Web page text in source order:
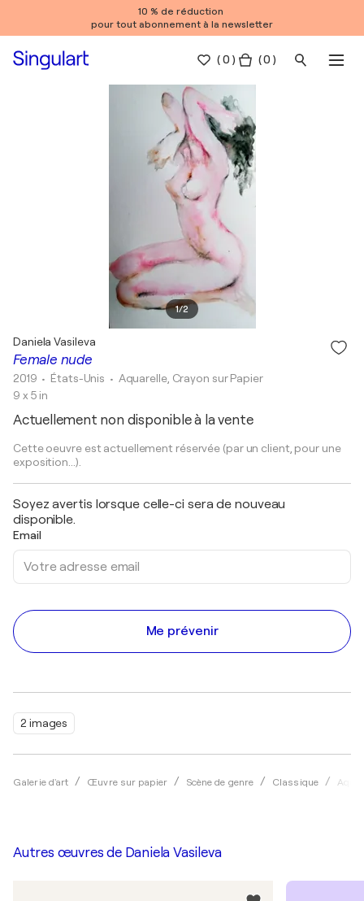
10 % de réduction
pour tout abonnement à la newsletter
(0 ) ( 0 )
1/2
2 images
Galerie d'art Œuvre sur papier Scène de genre Classique
Female nude
Daniela Vasileva
2019 • États-Unis • Aquarelle, Crayon sur Papier
9 x 5 in
Actuellement non disponible à la vente
Cette oeuvre est actuellement réservée (par un client, pour une
exposition...).
Soyez avertis lorsque celle-ci sera de nouveau
disponible.
Email
Me prévenir
Autres œuvres de Daniela Vasileva